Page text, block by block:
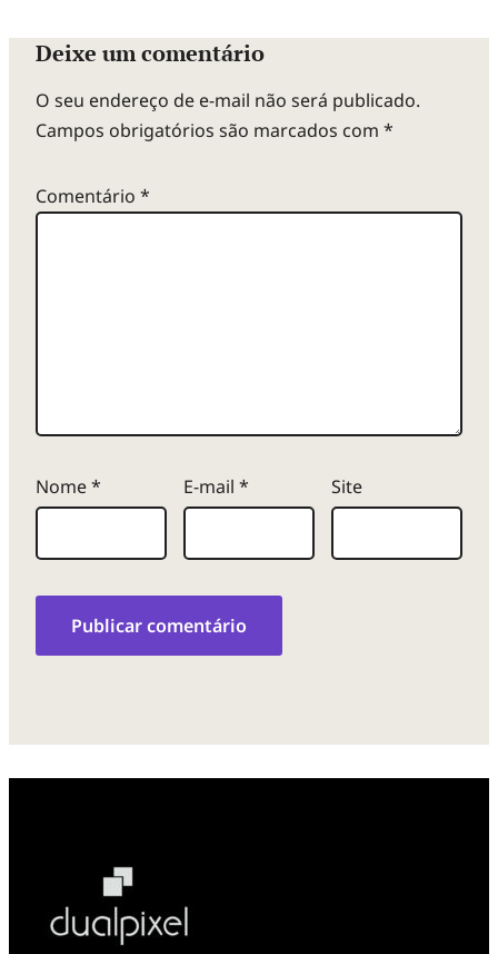
Deixe um comentário
O seu endereço de e-mail não será publicado.
Campos obrigatórios são marcados com *
Comentário *
Nome* E-mail * Site